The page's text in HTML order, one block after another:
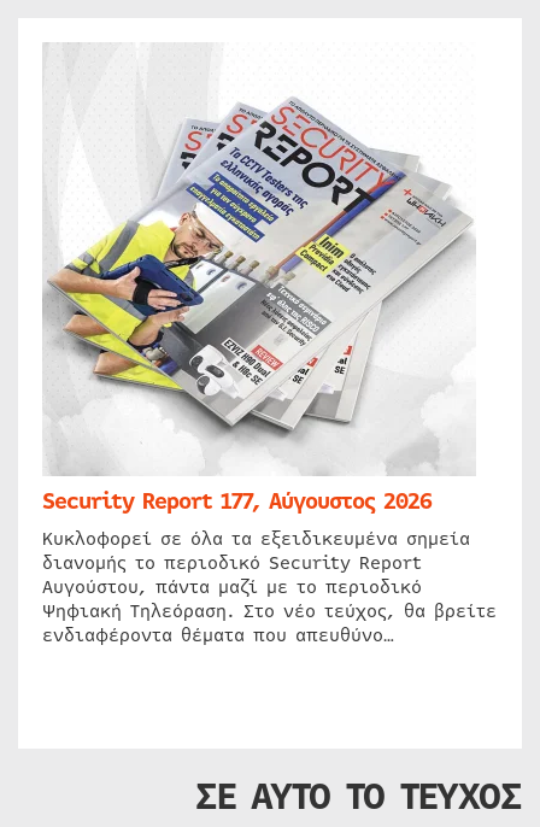
Security Report 177, Αύγουστος 2026
Κυκλοφορεί σε όλα τα εξειδικευμένα σημεία
διανομής το περιοδικό Security Report
Αυγούστου, πάντα μαζί με το περιοδικό
Ψηφιακή Τηλεόραση. Στο νέο τεύχος, θα βρείτε
ενδιαφέροντα θέματα που απευθύνο…
ΣΕ ΑΥΤΟ ΤΟ ΤΕΥΧΟΣ